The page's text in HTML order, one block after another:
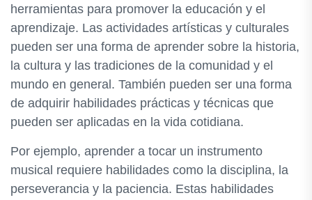
herramientas para promover la educación y el
aprendizaje. Las actividades artísticas y culturales
pueden ser una forma de aprender sobre la historia,
la cultura y las tradiciones de la comunidad y el
mundo en general. También pueden ser una forma
de adquirir habilidades prácticas y técnicas que
pueden ser aplicadas en la vida cotidiana.
Por ejemplo, aprender a tocar un instrumento
musical requiere habilidades como la disciplina, la
perseverancia y la paciencia. Estas habilidades